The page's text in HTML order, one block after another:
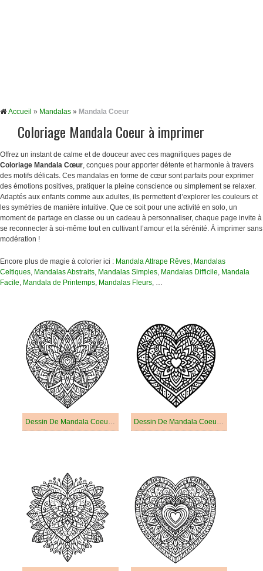
Accueil » Mandalas » Mandala Coeur
Coloriage Mandala Coeur à imprimer
Offrez un instant de calme et de douceur avec ces magnifiques pages de
Coloriage Mandala Cœur, conçues pour apporter détente et harmonie à travers
des motifs délicats. Ces mandalas en forme de cœur sont parfaits pour exprimer
des émotions positives, pratiquer la pleine conscience ou simplement se relaxer.
Adaptés aux enfants comme aux adultes, ils permettent d’explorer les couleurs et
les symétries de manière intuitive. Que ce soit pour une activité en solo, un
moment de partage en classe ou un cadeau à personnaliser, chaque page invite à
se reconnecter à soi-même tout en cultivant l’amour et la sérénité. À imprimer sans
modération !
Encore plus de magie à colorier ici : Mandala Attrape Rêves, Mandalas
Celtiques, Mandalas Abstraits, Mandalas Simples, Mandalas Difficile, Mandala
Facile, Mandala de Printemps, Mandalas Fleurs, …
Dessin De Mandala Coeur Basique Dessin De Mandala Coeur Facile